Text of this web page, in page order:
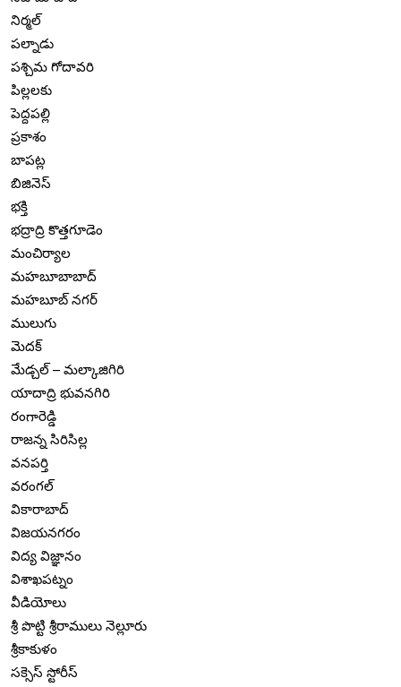
నిర్మల్
పల్నాడు
పశ్చిమ గోదావరి
పిల్లలకు
పెద్దపల్లి
ప్రకాశం
బాపట్ల
బిజినెస్
భక్తి
భద్రాద్రి కొత్తగూడెం
మంచిర్యాల
మహబూబాబాద్
మహబూబ్ నగర్
ములుగు
మెదక్
మేడ్చల్ – మల్కాజిగిరి
యాదాద్రి భువనగిరి
రంగారెడ్డి
రాజన్న సిరిసిల్ల
వనపర్తి
వరంగల్
వికారాబాద్
విజయనగరం
విద్య విజ్ఞానం
విశాఖపట్నం
వీడియోలు
శ్రీ పొట్టి శ్రీరాములు నెల్లూరు
శ్రీకాకుళం
సక్సెస్ స్టోరీస్